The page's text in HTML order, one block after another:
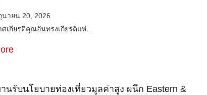
นายน 20, 2026
ศเกียรติคุณอันทรงเกียรติแห่…
นรับนโยบายท่องเที่ยวมูลค่าสูง ผนึก Eastern &